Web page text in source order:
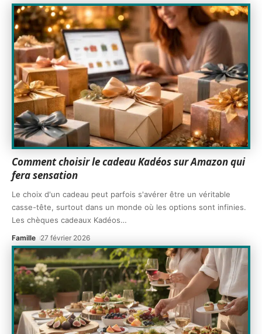
Comment choisir le cadeau Kadéos sur Amazon qui
fera sensation
Le choix d'un cadeau peut parfois s'avérer être un véritable
casse-tête, surtout dans un monde où les options sont infinies.
Les chèques cadeaux Kadéos…
Famille 27 février 2026